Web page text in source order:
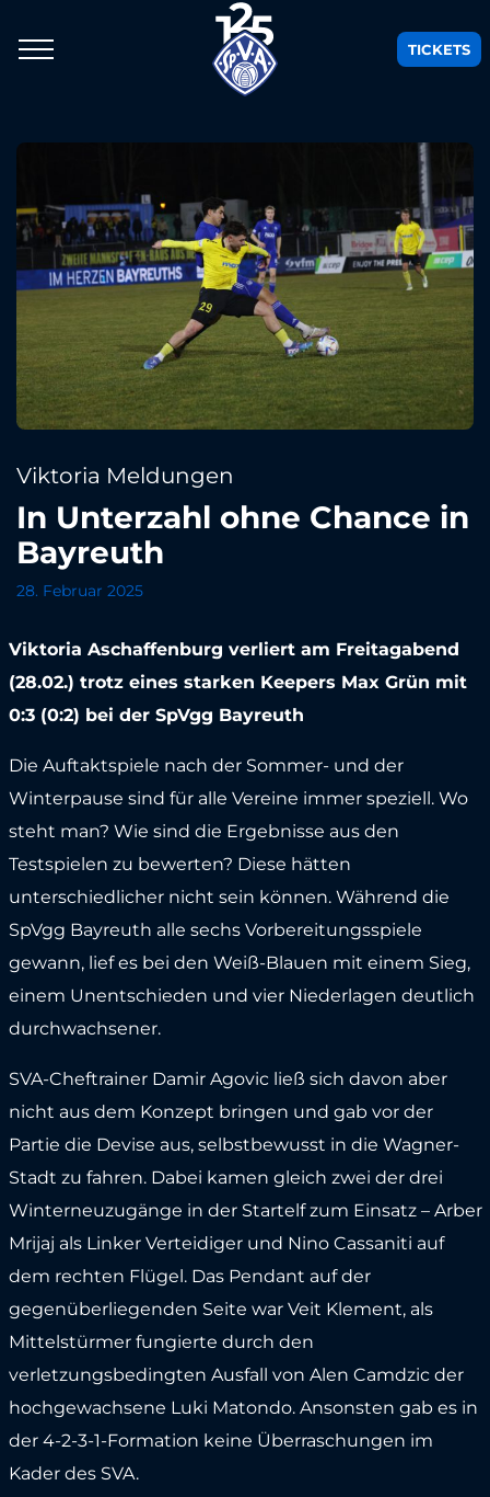
TICKETS
Viktoria Meldungen
In Unterzahl ohne Chance in
Bayreuth
28. Februar 2025
Viktoria Aschaffenburg verliert am Freitagabend
(28.02.) trotz eines starken Keepers Max Grün mit
0:3 (0:2) bei der SpVgg Bayreuth
Die Auftaktspiele nach der Sommer- und der
Winterpause sind für alle Vereine immer speziell. Wo
steht man? Wie sind die Ergebnisse aus den
Testspielen zu bewerten? Diese hätten
unterschiedlicher nicht sein können. Während die
SpVgg Bayreuth alle sechs Vorbereitungsspiele
gewann, lief es bei den Weiß-Blauen mit einem Sieg,
einem Unentschieden und vier Niederlagen deutlich
durchwachsener.
SVA-Cheftrainer Damir Agovic ließ sich davon aber
nicht aus dem Konzept bringen und gab vor der
Partie die Devise aus, selbstbewusst in die Wagner-
Stadt zu fahren. Dabei kamen gleich zwei der drei
Winterneuzugänge in der Startelf zum Einsatz – Arber
Mrijaj als Linker Verteidiger und Nino Cassaniti auf
dem rechten Flügel. Das Pendant auf der
gegenüberliegenden Seite war Veit Klement, als
Mittelstürmer fungierte durch den
verletzungsbedingten Ausfall von Alen Camdzic der
hochgewachsene Luki Matondo. Ansonsten gab es in
der 4-2-3-1-Formation keine Überraschungen im
Kader des SVA.